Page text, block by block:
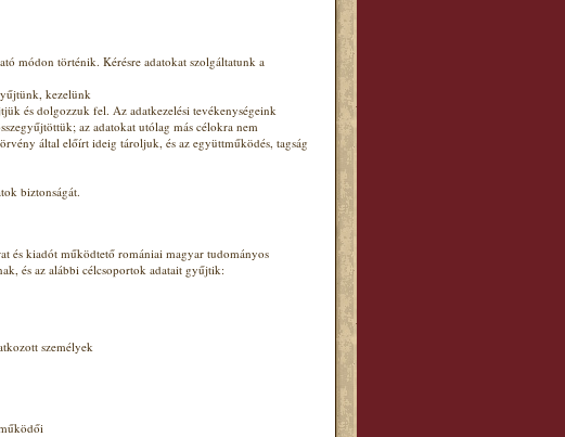
módon történik. Kérésre adatokat szolgáltatunk a
kezelünk
és dolgozzuk fel. Az adatkezelési tevékenységeink
az adatokat utólag más célokra nem
által előírt ideig tároljuk, és az együttműködés, tagság
biztonságát.
és kiadót működtető romániai magyar tudományos
és az alábbi célcsoportok adatait gyűjtik:
személyek